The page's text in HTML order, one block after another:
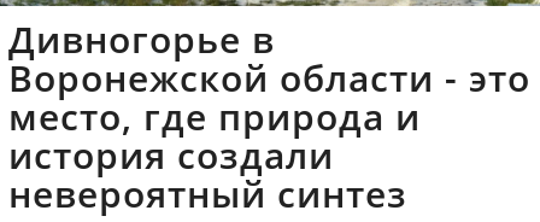
Дивногорье в
Воронежской области - это
место, где природа и
история создали
невероятный синтез